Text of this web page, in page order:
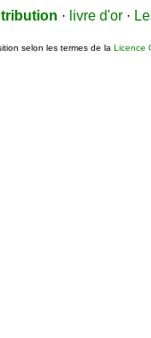
· livre d'or ·
selon les termes de la Licence